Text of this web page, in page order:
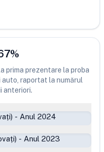
%
prima prezentare la proba
raportat la numărul
anteriori.
- Anul 2024
- Anul 2023